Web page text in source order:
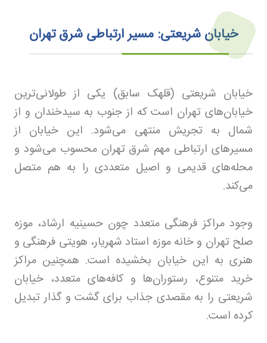
خیابان شریعتی: مسیر ارتباطی شرق تهران
خیابان شریعتی (قلهک سابق) یکی از طولانی‌ترین
خیابان‌های تهران است که از جنوب به سیدخندان و از
شمال به تجریش منتهی می‌شود. این خیابان از
مسیرهای ارتباطی مهم شرق تهران محسوب می‌شود و
محله‌های قدیمی و اصیل متعددی را به هم متصل
می‌کند.
وجود مراکز فرهنگی متعدد چون حسینیه ارشاد، موزه
صلح تهران و خانه موزه استاد شهریار، هویتی فرهنگی و
هنری به این خیابان بخشیده است. همچنین مراکز
خرید متنوع، رستوران‌ها و کافه‌های متعدد، خیابان
شریعتی را به مقصدی جذاب برای گشت و گذار تبدیل
کرده است.